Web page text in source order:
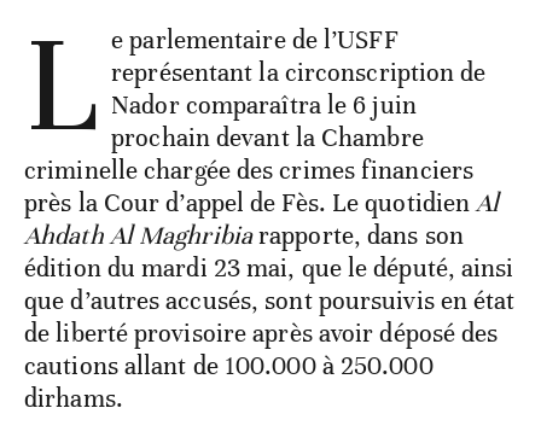
L e parlementaire de l’USFF
représentant la circonscription de
Nador comparaîtra le 6 juin
prochain devant la Chambre
criminelle chargée des crimes financiers
près la Cour d’appel de Fès. Le quotidienAl
Ahdath Al Maghribiarapporte, dans son
édition du mardi 23 mai, que le député, ainsi
que d’autres accusés, sont poursuivis en état
de liberté provisoire après avoir déposé des
cautions allant de 100.000 à 250.000
dirhams.